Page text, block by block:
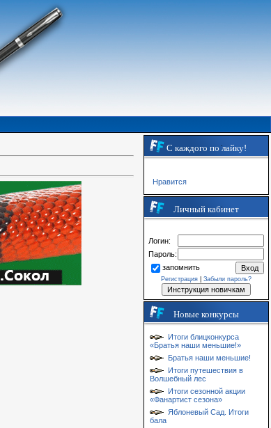
С каждого по лайку!
Нравится
Личный кабинет
Логин:
Пароль:
запомнить
Регистрация Забыли пароль?
Новые конкурсы
Итоги блицконкурса
«Братья наши меньшие!»
Братья наши меньшие!
Итоги путешествия в
Волшебный лес
Итоги сезонной акции
«Фанартист сезона»
Яблоневый Сад. Итоги
бала